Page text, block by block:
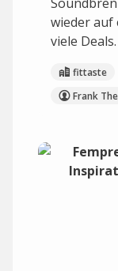
wieder auf
viele Deals.
fittaste
Frank